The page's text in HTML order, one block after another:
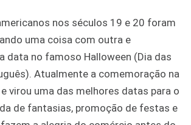
nos séculos 19 e 20 foram
uma coisa com outra e
data no famoso Halloween (Dia das
Atualmente a comemoração na
virou uma das melhores datas para o
de fantasias, promoção de festas e